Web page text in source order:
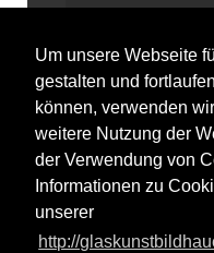
Um unsere Webseite
gestalten und
können, verwenden
weitere Nutzung der
der Verwendung von
Informationen zu
unserer
http://
Wir fertigen
und vieles mehr
Copyright © 2026.